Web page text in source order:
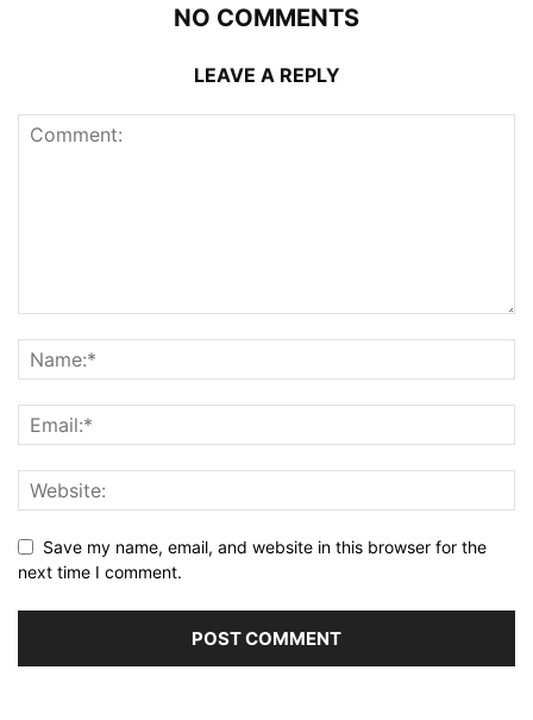
NO COMMENTS
LEAVE A REPLY
Save my name, email, and website in this browser for the
next time I comment.